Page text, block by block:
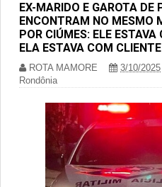
EX-MARIDO E GAROTA DE
ENCONTRAM NO MESMO
POR CIÚMES: ELE
ELA ESTAVA COM CLIENTE
ROTA MAMORE 3/10/2025
Rondônia